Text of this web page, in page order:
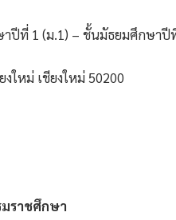
ปีที่ 1 (ม.1) – ชั้นมัธยมศึกษาปี
ใหม่ เชียงใหม่ 50200
มราชศึกษา